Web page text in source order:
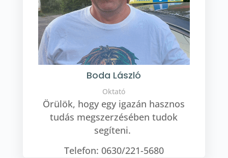
Boda László
Oktató
Örülök, hogy egy igazán hasznos
tudás megszerzésében tudok
segíteni.
Telefon: 0630/221-5680